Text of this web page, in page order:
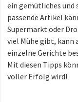
ein gemütliches und
passende Artikel
Supermarkt oder
viel Mühe gibt, kann
einzelne Gerichte
Mit diesen Tipps
voller Erfolg wird!